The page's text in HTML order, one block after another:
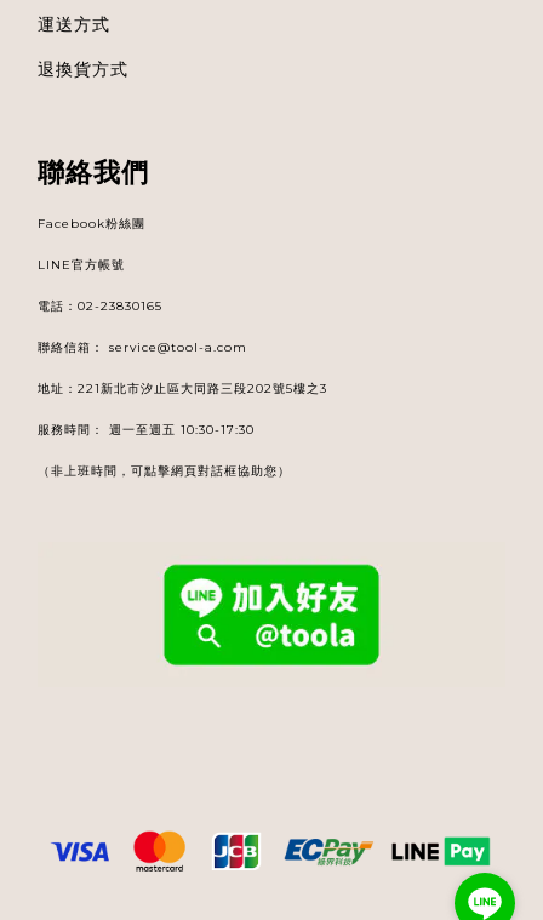
運送方式
退換貨方式
聯絡我們
Facebook粉絲團
LINE官方帳號
電話 ： 02-23830165
聯絡信箱： service@tool-a.com
地址：221新北市汐止區大同路三段202號5樓之3
服務時間： 週一至週五 10:30-17:30
（非上班時間，可點擊網頁對話框協助您）